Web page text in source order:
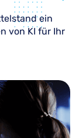
ein
von KI für Ihr